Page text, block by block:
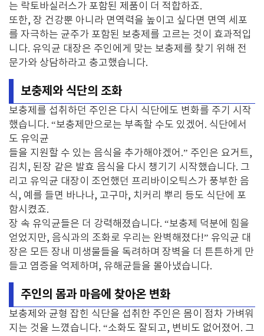
는 락토바실러스가 포함된 제품이 더 적합하죠.
또한, 장 건강뿐 아니라 면역력을 높이고 싶다면 면역 세포
를 자극하는 균주가 포함된 보충제를 고르는 것이 효과적입
니다. 유익균 대장은 주인에게 맞는 보충제를 찾기 위해 전
문가와 상담하라고 충고했습니다.
보충제와 식단의 조화
보충제를 섭취하던 주인은 다시 식단에도 변화를 주기 시작
했습니다. “보충제만으로는 부족할 수도 있겠어. 식단에서
도 유익균
들을 지원할 수 있는 음식을 추가해야겠어.” 주인은 요거트,
김치, 된장 같은 발효 음식을 다시 챙기기 시작했습니다. 그
리고 유익균 대장이 조언했던 프리바이오틱스가 풍부한 음
식, 예를 들면 바나나, 고구마, 치커리 뿌리 등도 식단에 포
함시켰죠.
장 속 유익균들은 더 강력해졌습니다. “보충제 덕분에 힘을
얻었지만, 음식과의 조화로 우리는 완벽해졌다!” 유익균 대
장은 모든 장내 미생물들을 독려하며 장벽을 더 튼튼하게 만
들고 염증을 억제하며, 유해균들을 몰아냈습니다.
주인의 몸과 마음에 찾아온 변화
보충제와 균형 잡힌 식단을 섭취한 주인은 몸이 점차 가벼워
지는 것을 느꼈습니다. “소화도 잘되고, 변비도 없어졌어. 그